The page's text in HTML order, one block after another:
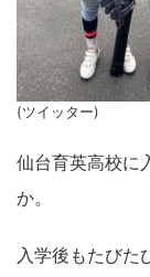
(ツイッター)
仙台育英高校に
か。
入学後もたびた